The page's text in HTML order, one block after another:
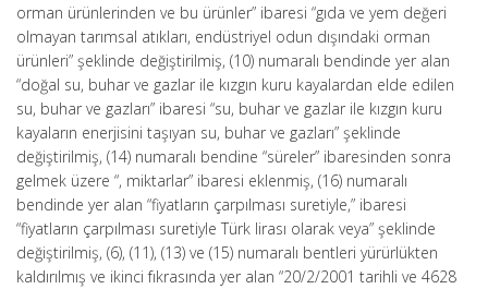
orman ürünlerinden ve bu ürünler” ibaresi “gıda ve yem değeri
olmayan tarımsal atıkları, endüstriyel odun dışındaki orman
ürünleri” şeklinde değiştirilmiş, (10) numaralı bendinde yer alan
“doğal su, buhar ve gazlar ile kızgın kuru kayalardan elde edilen
su, buhar ve gazları” ibaresi “su, buhar ve gazlar ile kızgın kuru
kayaların enerjisini taşıyan su, buhar ve gazları” şeklinde
değiştirilmiş, (14) numaralı bendine “süreler” ibaresinden sonra
gelmek üzere “, miktarlar” ibaresi eklenmiş, (16) numaralı
bendinde yer alan “fiyatların çarpılması suretiyle,” ibaresi
“fiyatların çarpılması suretiyle Türk lirası olarak veya” şeklinde
değiştirilmiş, (6), (11), (13) ve (15) numaralı bentleri yürürlükten
kaldırılmış ve ikinci fıkrasında yer alan “20/2/2001 tarihli ve 4628